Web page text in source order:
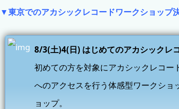
▼東京でのアカシックレコードワークショップ
8/3(土)4(日) はじめてのアカシックレ
初めての方を対象にアカシックレコー
へのアクセスを行う体感型ワークシ
ョップ。